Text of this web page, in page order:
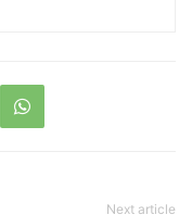
Next article